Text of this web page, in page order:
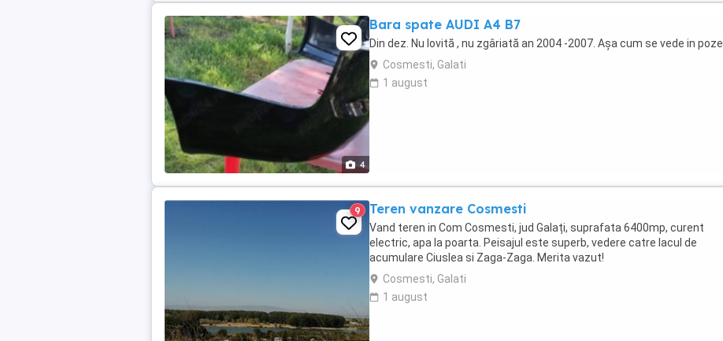
4
Bara spate AUDI A4 B7
Din dez. Nu lovită , nu zgâriată an 2004 -2007. Așa cum se vede in poze
Cosmesti, Galati
1 august
9 Teren vanzare Cosmesti
Vand teren in Com Cosmesti, jud Galați, suprafata 6400mp, curent
electric, apa la poarta. Peisajul este superb, vedere catre lacul de
acumulare Ciuslea si Zaga-Zaga. Merita vazut!
Cosmesti, Galati
1 august